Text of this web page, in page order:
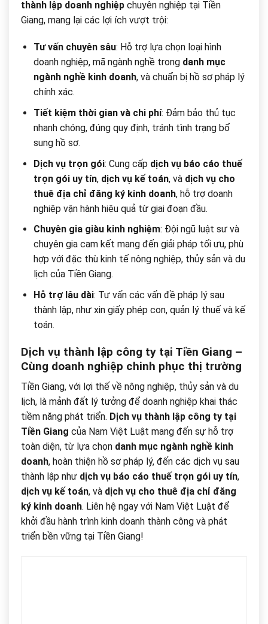
thành lập doanh nghiệp chuyên nghiệp tại Tiền
Giang, mang lại các lợi ích vượt trội:
Tư vấn chuyên sâu: Hỗ trợ lựa chọn loại hình
doanh nghiệp, mã ngành nghề trong danh mục
ngành nghề kinh doanh, và chuẩn bị hồ sơ pháp lý
chính xác.
Tiết kiệm thời gian và chi phí: Đảm bảo thủ tục
nhanh chóng, đúng quy định, tránh tình trạng bổ
sung hồ sơ.
Dịch vụ trọn gói: Cung cấp dịch vụ báo cáo thuế
trọn gói uy tín, dịch vụ kế toán, và dịch vụ cho
thuê địa chỉ đăng ký kinh doanh, hỗ trợ doanh
nghiệp vận hành hiệu quả từ giai đoạn đầu.
Chuyên gia giàu kinh nghiệm: Đội ngũ luật sư và
chuyên gia cam kết mang đến giải pháp tối ưu, phù
hợp với đặc thù kinh tế nông nghiệp, thủy sản và du
lịch của Tiền Giang.
Hỗ trợ lâu dài: Tư vấn các vấn đề pháp lý sau
thành lập, như xin giấy phép con, quản lý thuế và kế
toán.
Dịch vụ thành lập công ty tại Tiền Giang –
Cùng doanh nghiệp chinh phục thị trường
Tiền Giang, với lợi thế về nông nghiệp, thủy sản và du
lịch, là mảnh đất lý tưởng để doanh nghiệp khai thác
tiềm năng phát triển. Dịch vụ thành lập công ty tại
Tiền Giang của Nam Việt Luật mang đến sự hỗ trợ
toàn diện, từ lựa chọn danh mục ngành nghề kinh
doanh, hoàn thiện hồ sơ pháp lý, đến các dịch vụ sau
thành lập như dịch vụ báo cáo thuế trọn gói uy tín,
dịch vụ kế toán, và dịch vụ cho thuê địa chỉ đăng
ký kinh doanh. Liên hệ ngay với Nam Việt Luật để
khởi đầu hành trình kinh doanh thành công và phát
triển bền vững tại Tiền Giang!